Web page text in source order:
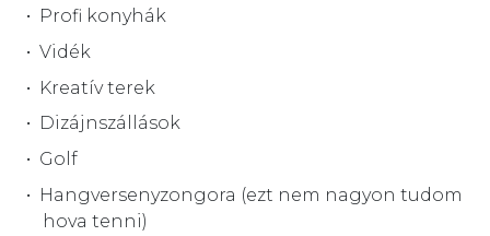
Profi konyhák
Vidék
Kreatív terek
Dizájnszállások
Golf
Hangversenyzongora (ezt nem nagyon tudom
hova tenni)